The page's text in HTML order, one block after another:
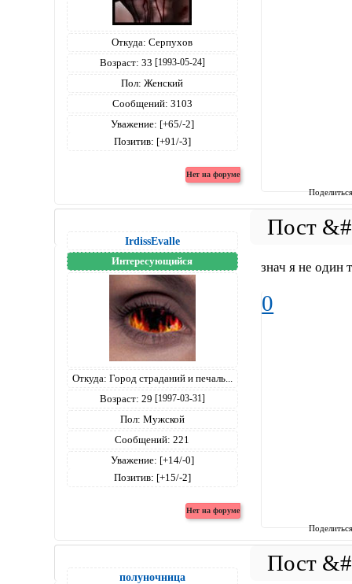
Откуда: Серпухов
Возраст: 33 [1993-05-24]
Пол: Женский
Сообщений: 3103
Уважение: [+65/-2]
Позитив: [+91/-3]
IrdissEvalle
Интересующийся
Откуда: Город страданий и печаль...
Возраст: 29 [1997-03-31]
Пол: Мужской
Сообщений: 221
Уважение: [+14/-0]
Позитив: [+15/-2]
знач я не один
0
полуночница